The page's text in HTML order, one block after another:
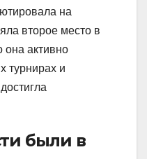
на
второе место в
она активно
турнирах и
были в